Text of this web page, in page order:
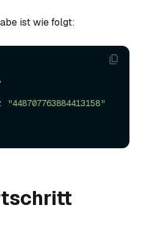
ist wie folgt:
,
:
"448707763884413158"